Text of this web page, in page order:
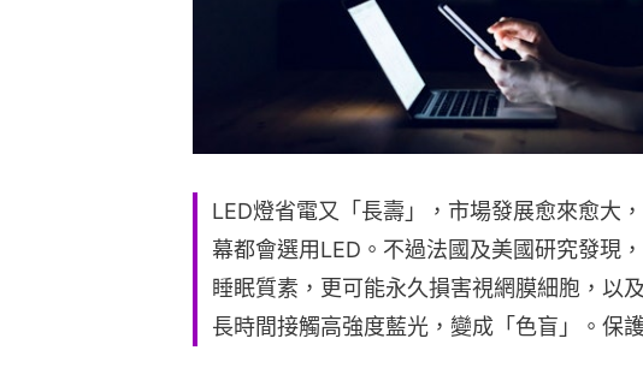
LED燈省電又「長壽」，市場發展愈來愈大
幕都會選用LED。不過法國及美國研究發現
睡眠質素，更可能永久損害視網膜細胞，以
長時間接觸高強度藍光，變成「色盲」。保